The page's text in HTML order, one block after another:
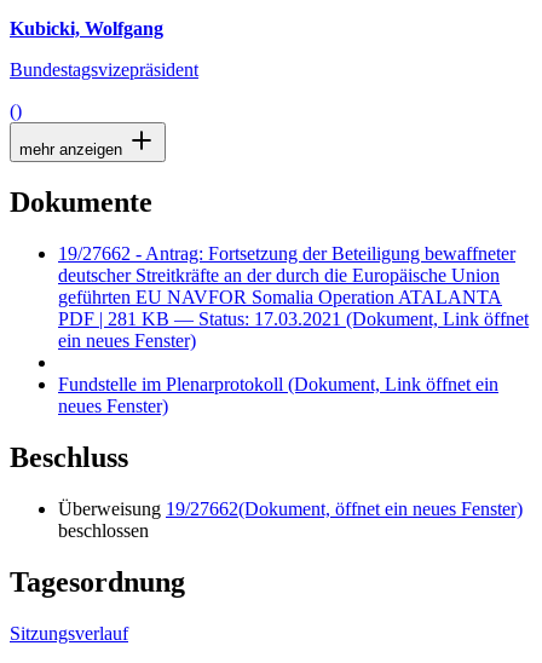
Kubicki, Wolfgang
Bundestagsvizepräsident
()
mehr anzeigen
Dokumente
19/27662 - Antrag: Fortsetzung der Beteiligung bewaffneter
deutscher Streitkräfte an der durch die Europäische Union
geführten EU NAVFOR Somalia Operation ATALANTA
PDF | 281 KB — Status: 17.03.2021 (Dokument, Link öffnet
ein neues Fenster)
Fundstelle im Plenarprotokoll (Dokument, Link öffnet ein
neues Fenster)
Beschluss
Überweisung 19/27662(Dokument, öffnet ein neues Fenster)
beschlossen
Tagesordnung
Sitzungsverlauf